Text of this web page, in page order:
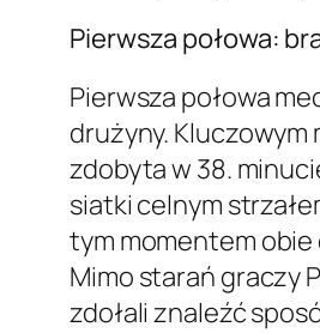
Pierwsza połowa:
Pierwsza połowa
drużyny.
zdobyta w 38.
siatki celnym
tym momentem
Mimo starań graczy
zdołali znaleźć